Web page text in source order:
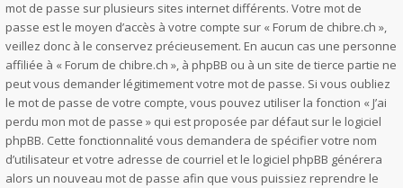
mot de passe sur plusieurs sites internet différents. Votre mot de
passe est le moyen d’accès à votre compte sur « Forum de chibre.ch »,
veillez donc à le conservez précieusement. En aucun cas une personne
affiliée à « Forum de chibre.ch », à phpBB ou à un site de tierce partie ne
peut vous demander légitimement votre mot de passe. Si vous oubliez
le mot de passe de votre compte, vous pouvez utiliser la fonction « J’ai
perdu mon mot de passe » qui est proposée par défaut sur le logiciel
phpBB. Cette fonctionnalité vous demandera de spécifier votre nom
d’utilisateur et votre adresse de courriel et le logiciel phpBB générera
alors un nouveau mot de passe afin que vous puissiez reprendre le